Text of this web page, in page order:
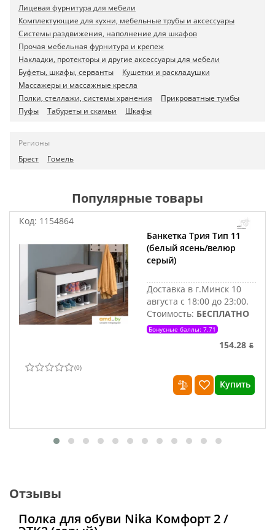
Лицевая фурнитура для мебели
Комплектующие для кухни, мебельные трубы и аксессуары
Системы раздвижения, наполнение для шкафов
Прочая мебельная фурнитура и крепеж
Накладки, протекторы и другие аксессуары для мебели
Буфеты, шкафы, серванты
Кушетки и раскладушки
Массажеры и массажные кресла
Полки, стеллажи, системы хранения
Прикроватные тумбы
Пуфы
Табуреты и скамьи Шкафы
Регионы
Брест
Гомель
Популярные товары
Код: 1154864
Банкетка Трия Тип 11
(белый ясень/велюр
серый)
Доставка в г.Минск 10
августа с 18:00 до 23:00.
Стоимость: БЕСПЛАТНО
Бонусные баллы: 7.71
154.28 ƃ
(0)
Купить
Отзывы
Полка для обуви Nika Комфорт 2 /